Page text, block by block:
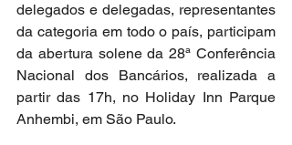
delegados e delegadas, representantes
da categoria em todo o país, participam
da abertura solene da 28ª Conferência
Nacional dos Bancários, realizada a
partir das 17h, no Holiday Inn Parque
Anhembi, em São Paulo.